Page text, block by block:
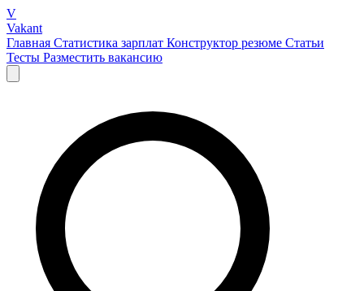
V
Vakant
Главная Статистика зарплат Конструктор резюме Статьи
Тесты Разместить вакансию